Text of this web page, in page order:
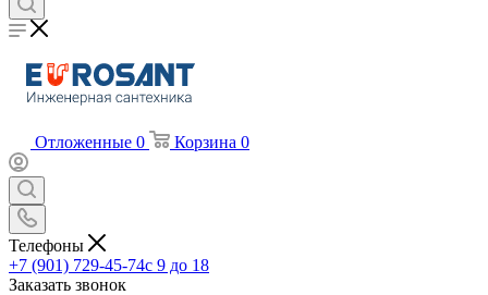
Отложенные 0 Корзина 0
Телефоны
+7 (901) 729-45-74c 9 до 18
Заказать звонок